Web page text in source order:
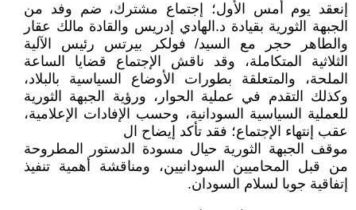
إنعقد يوم أمس الأول؛ إجتماع مشترك، ضم وفد من
الجبهة الثورية بقيادة د.الهادي إدريس والقادة مالك عقار
والطاهر حجر مع السيد/ فولكر بيرتس رئيس الآلية
الثلاثية المتكاملة، وقد ناقش الإجتماع قضايا الساعة
الملحة، والمتعلقة بطورات الأوضاع السياسية بالبلاد،
وكذلك التقدم في عملية الحوار، ورؤية الجبهة الثورية
للعملية السياسية السودانية، وحسب الإفادات الإعلامية،
عقب إنتهاء الإجتماع؛ فقد تأكد إيضاح ال
موقف الجبهة الثورية حيال مسودة الدستور المطروحة
من قبل المحاميين السودانيين، ومناقشة أهمية تنفيذ
إتفاقية جوبا لسلام السودان.